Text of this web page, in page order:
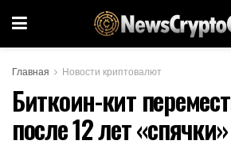
Главная Новости криптовалют
Биткоин-кит
после 12 лет «спячки»